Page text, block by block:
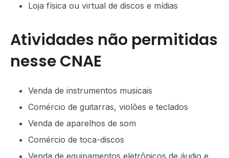
Loja física ou virtual de discos e mídias
Atividades não permitidas
nesse CNAE
Venda de instrumentos musicais
Comércio de guitarras, violões e teclados
Venda de aparelhos de som
Comércio de toca-discos
Venda de equipamentos eletrônicos de áudio e